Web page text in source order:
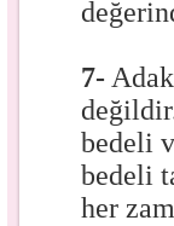
7-
bedeli
bedeli
her